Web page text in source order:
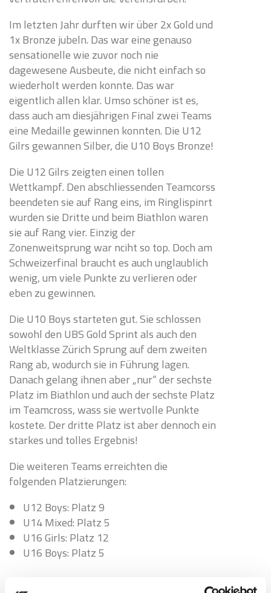
Im letzten Jahr durften wir über 2x Gold und
1x Bronze jubeln. Das war eine genauso
sensationelle wie zuvor noch nie
dagewesene Ausbeute, die nicht einfach so
wiederholt werden konnte. Das war
eigentlich allen klar. Umso schöner ist es,
dass auch am diesjährigen Final zwei Teams
eine Medaille gewinnen konnten. Die U12
Gilrs gewannen Silber, die U10 Boys Bronze!
Die U12 Gilrs zeigten einen tollen
Wettkampf. Den abschliessenden Teamcorss
beendeten sie auf Rang eins, im Ringlispinrt
wurden sie Dritte und beim Biathlon waren
sie auf Rang vier. Einzig der
Zonenweitsprung war nciht so top. Doch am
Schweizerfinal braucht es auch unglaublich
wenig, um viele Punkte zu verlieren oder
eben zu gewinnen.
Die U10 Boys starteten gut. Sie schlossen
sowohl den UBS Gold Sprint als auch den
Weltklasse Zürich Sprung auf dem zweiten
Rang ab, wodurch sie in Führung lagen.
Danach gelang ihnen aber „nur“ der sechste
Platz im Biathlon und auch der sechste Platz
im Teamcross, wass sie wertvolle Punkte
kostete. Der dritte Platz ist aber dennoch ein
starkes und tolles Ergebnis!
Die weiteren Teams erreichten die
folgenden Platzierungen:
U12 Boys: Platz 9
U14 Mixed: Platz 5
U16 Girls: Platz 12
U16 Boys: Platz 5